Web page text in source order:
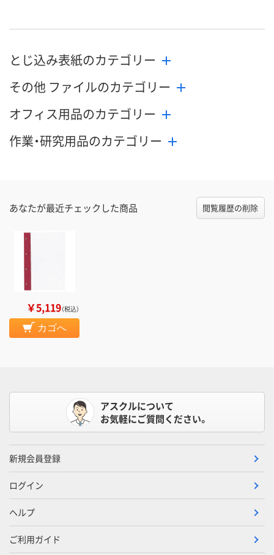
とじ込み表紙のカテゴリー
その他 ファイルのカテゴリー
オフィス用品のカテゴリー
作業・研究用品のカテゴリー
あなたが最近チェックした商品 閲覧履歴の削除
￥5,119（税込）
カゴへ
アスクルについて
お気軽にご質問ください。
新規会員登録
ログイン
ヘルプ
ご利用ガイド